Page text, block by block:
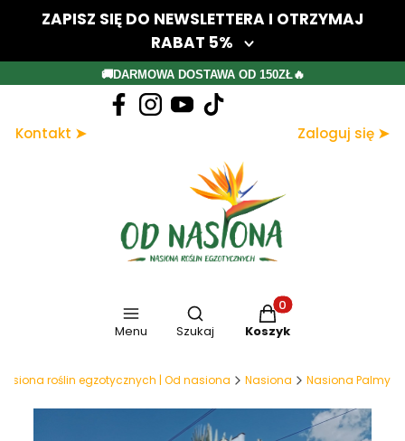
ZAPISZ SIĘ DO NEWSLETTERA I OTRZYMAJ
RABAT 5%
Twój adres e-mail
Dołącz do newslettera
Zapisując się, akceptujesz nasz Regulamin (w zakresie dotyczącym
🚚DARMOWA DOSTAWA OD 150ZŁ🔥
Kontakt ➤ Zaloguj się ➤
Menu
Otwórz wyszukiwarkę
Szukaj
Produkty w
Koszyk
roślin egzotycznych | Od nasiona Nasiona Nasiona Palmy